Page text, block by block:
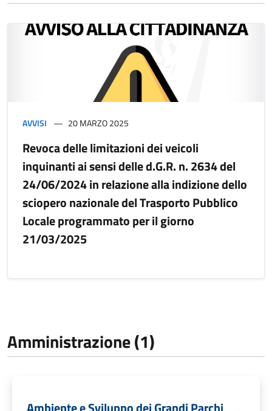
AVVISI 20 MARZO 2025
Revoca delle limitazioni dei veicoli
inquinanti ai sensi delle d.G.R. n. 2634 del
24/06/2024 in relazione alla indizione dello
sciopero nazionale del Trasporto Pubblico
Locale programmato per il giorno
21/03/2025
Amministrazione (1)